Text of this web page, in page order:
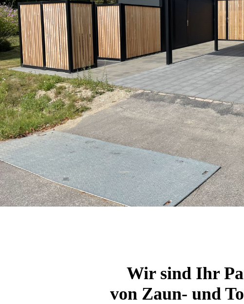
Wir sind Ihr
von Zaun- und